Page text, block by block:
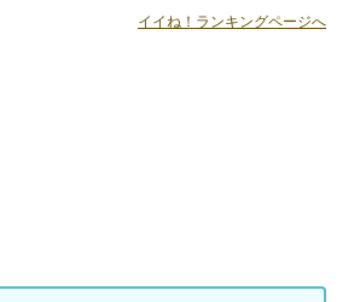
イイね！ランキングページへ